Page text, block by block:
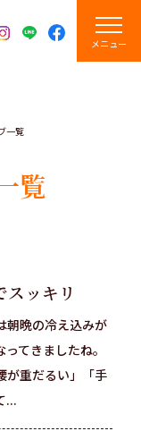
メニュー
一覧
覧
ッキリ
朝晩の冷え込みが
てきましたね。
が重だるい」「手
...